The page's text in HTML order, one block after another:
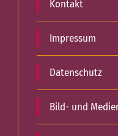
Kontakt
Impressum
Datenschutz
Bild- und